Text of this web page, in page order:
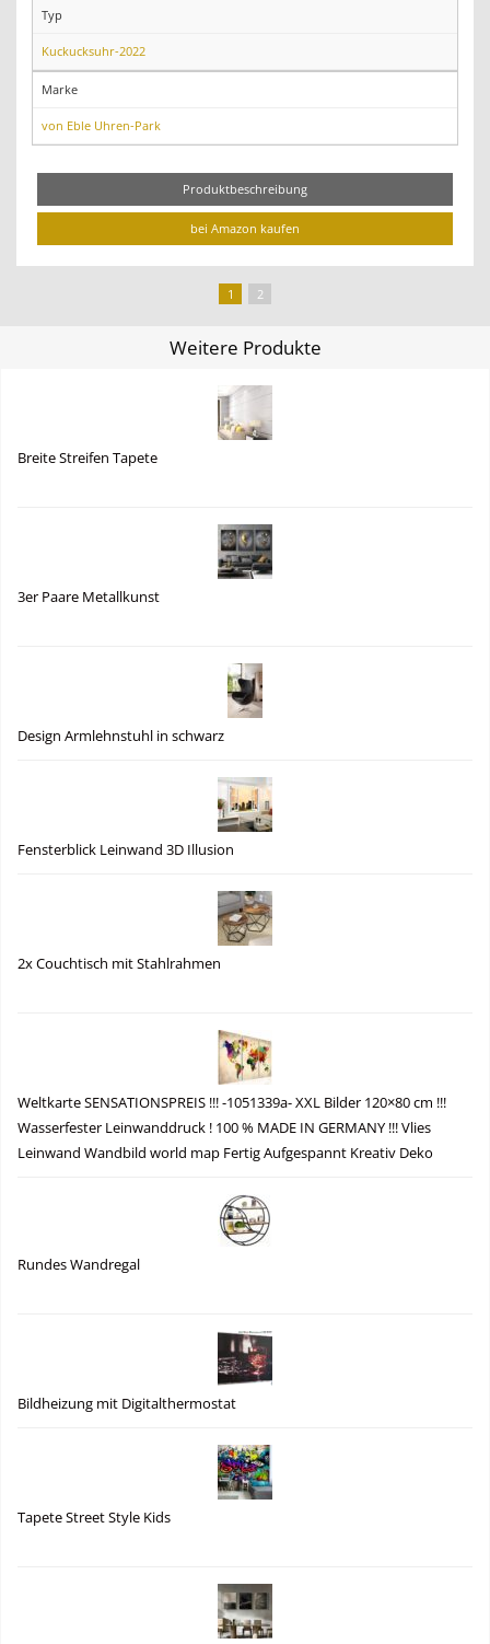
Typ
Kuckucksuhr-2022
Marke
von Eble Uhren-Park
Produktbeschreibung
bei Amazon kaufen
1 2
Weitere Produkte
Breite Streifen Tapete
3er Paare Metallkunst
Design Armlehnstuhl in schwarz
Fensterblick Leinwand 3D Illusion
2x Couchtisch mit Stahlrahmen
Weltkarte SENSATIONSPREIS !!! -1051339a- XXL Bilder 120×80 cm !!!
Wasserfester Leinwanddruck ! 100 % MADE IN GERMANY !!! Vlies
Leinwand Wandbild world map Fertig Aufgespannt Kreativ Deko
Rundes Wandregal
Bildheizung mit Digitalthermostat
Tapete Street Style Kids